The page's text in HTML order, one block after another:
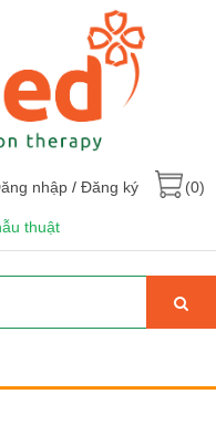
nhập / Đăng ký (0)
thuật